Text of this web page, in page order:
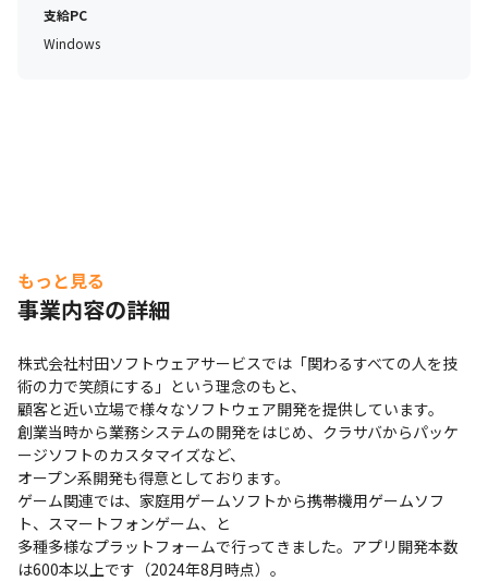
支給PC
Windows
もっと見る
事業内容の詳細
株式会社村田ソフトウェアサービスでは「関わるすべての人を技
術の力で笑顔にする」という理念のもと、
顧客と近い立場で様々なソフトウェア開発を提供しています。
創業当時から業務システムの開発をはじめ、クラサバからパッケ
ージソフトのカスタマイズなど、
オープン系開発も得意としております。
ゲーム関連では、家庭用ゲームソフトから携帯機用ゲームソフ
ト、スマートフォンゲーム、と
多種多様なプラットフォームで行ってきました。アプリ開発本数
は600本以上です（2024年8月時点）。